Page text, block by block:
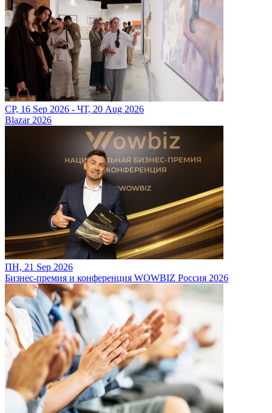
СР, 16 Sep 2026 - ЧТ, 20 Aug 2026
Blazar 2026
ПН, 21 Sep 2026
Бизнес-премия и конференция WOWBIZ Россия 2026